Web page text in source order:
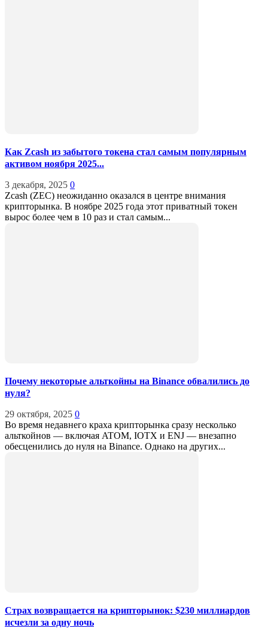
Как Zcash из забытого токена стал самым популярным
активом ноября 2025...
3 декабря, 2025 0
Zcash (ZEC) неожиданно оказался в центре внимания
крипторынка. В ноябре 2025 года этот приватный токен
вырос более чем в 10 раз и стал самым...
Почему некоторые альткойны на Binance обвалились до
нуля?
29 октября, 2025 0
Во время недавнего краха крипторынка сразу несколько
альткойнов — включая ATOM, IOTX и ENJ — внезапно
обесценились до нуля на Binance. Однако на других...
Страх возвращается на крипторынок: $230 миллиардов
исчезли за одну ночь